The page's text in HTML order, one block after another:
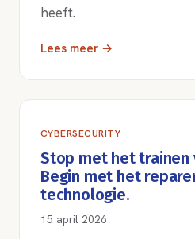
heeft.
Lees meer →
CYBERSECURITY
Stop met het trainen
Begin met het
technologie.
15 april 2026